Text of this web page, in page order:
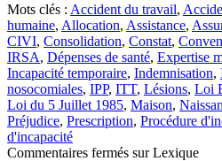
Mots clés : Accident du travail,
humaine, Allocation, Assistance,
CIVI, Consolidation, Constat,
IRSA, Dépenses de santé, Expertise
Incapacité temporaire, Indemnisation,
nosocomiales, IPP, ITT, Lésions, Loi
Loi du 5 Juillet 1985, Maison,
Préjudice, Prescription, Procédure
d'incapacité
Commentaires fermés sur Lexique